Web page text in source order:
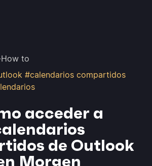
How to
#calendarios compartidos
acceder a
de Outlook
Morgen